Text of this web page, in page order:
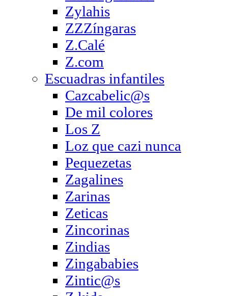
Zylahis
ZZZíngaras
Z.Calé
Z.com
Escuadras infantiles
Cazcabelic@s
De mil colores
Los Z
Loz que cazi nunca
Pequezetas
Zagalines
Zarinas
Zeticas
Zincorinas
Zindias
Zingababies
Zintic@s